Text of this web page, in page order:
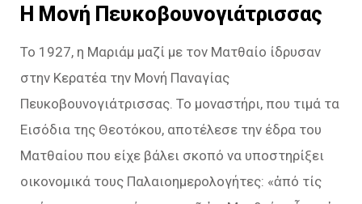
Η Μονή Πευκοβουνογιάτρισσας
Το 1927, η Μαριάμ μαζί με τον Ματθαίο ίδρυσαν
στην Κερατέα την Μονή Παναγίας
Πευκοβουνογιάτρισσας. Το μοναστήρι, που τιμά τα
Εισόδια της Θεοτόκου, αποτέλεσε την έδρα του
Ματθαίου που είχε βάλει σκοπό να υποστηρίξει
οικονομικά τους Παλαιοημερολογήτες: «ἀπό τίς